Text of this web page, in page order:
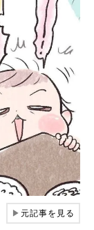
▶元記事を見る